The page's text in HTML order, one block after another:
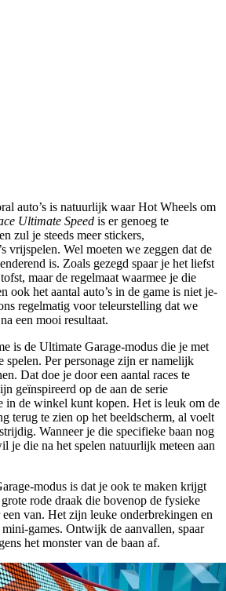
auto’s is natuurlijk waar Hot Wheels om
Ultimate Speed is er genoeg te
zul je steeds meer stickers,
vrijspelen. Wel moeten we zeggen dat de
is. Zoals gezegd spaar je het liefst
maar de regelmaat waarmee je die
ook het aantal auto’s in de game is niet je-
regelmatig voor teleurstelling dat we
een mooi resultaat.
is de Ultimate Garage-modus die je met
spelen. Per personage zijn er namelijk
Dat doe je door een aantal races te
geïnspireerd op de aan de serie
in de winkel kunt kopen. Het is leuk om de
terug te zien op het beeldscherm, al voelt
Wanneer je die specifieke baan nog
je die na het spelen natuurlijk meteen aan
modus is dat je ook te maken krijgt
rode draak die bovenop de fysieke
van. Het zijn leuke onderbrekingen en
games. Ontwijk de aanvallen, spaar
het monster van de baan af.